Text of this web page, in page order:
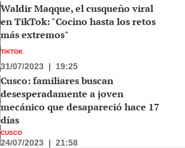
Waldir Maqque, el cusqueño viral
en TikTok: "Cocino hasta los retos
más extremos"
TIKTOK
31/07/2023 | 19:25
Cusco: familiares buscan
desesperadamente a joven
mecánico que desapareció hace 17
días
CUSCO
24/07/2023 | 21:58